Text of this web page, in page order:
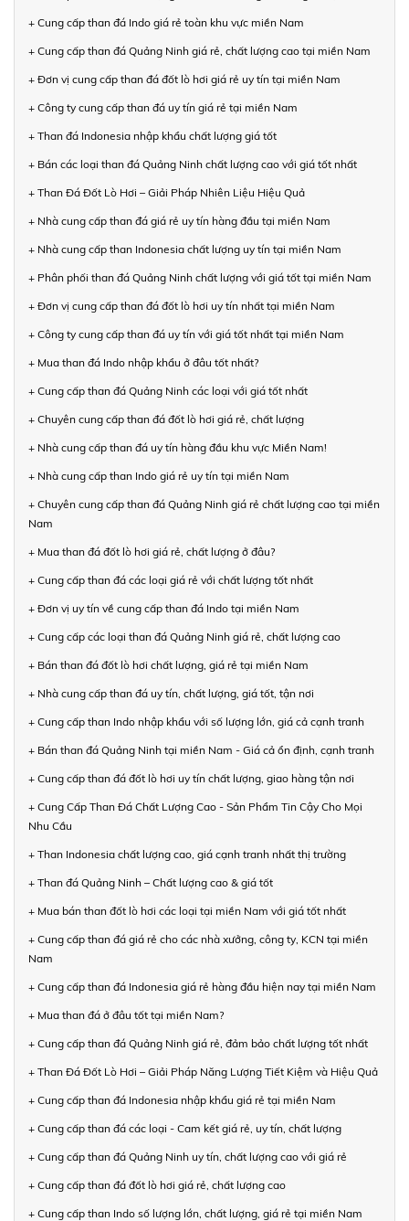
+ Cung cấp than đá Indo giá rẻ toàn khu vực miền Nam
+ Cung cấp than đá Quảng Ninh giá rẻ, chất lượng cao tại miền Nam
+ Đơn vị cung cấp than đá đốt lò hơi giá rẻ uy tín tại miền Nam
+ Công ty cung cấp than đá uy tín giá rẻ tại miền Nam
+ Than đá Indonesia nhập khẩu chất lượng giá tốt
+ Bán các loại than đá Quảng Ninh chất lượng cao với giá tốt nhất
+ Than Đá Đốt Lò Hơi – Giải Pháp Nhiên Liệu Hiệu Quả
+ Nhà cung cấp than đá giá rẻ uy tín hàng đầu tại miền Nam
+ Nhà cung cấp than Indonesia chất lượng uy tín tại miền Nam
+ Phân phối than đá Quảng Ninh chất lượng với giá tốt tại miền Nam
+ Đơn vị cung cấp than đá đốt lò hơi uy tín nhất tại miền Nam
+ Công ty cung cấp than đá uy tín với giá tốt nhất tại miền Nam
+ Mua than đá Indo nhập khẩu ở đâu tốt nhất?
+ Cung cấp than đá Quảng Ninh các loại với giá tốt nhất
+ Chuyên cung cấp than đá đốt lò hơi giá rẻ, chất lượng
+ Nhà cung cấp than đá uy tín hàng đầu khu vực Miền Nam!
+ Nhà cung cấp than Indo giá rẻ uy tín tại miền Nam
+ Chuyên cung cấp than đá Quảng Ninh giá rẻ chất lượng cao tại miền
Nam
+ Mua than đá đốt lò hơi giá rẻ, chất lượng ở đâu?
+ Cung cấp than đá các loại giá rẻ với chất lượng tốt nhất
+ Đơn vị uy tín về cung cấp than đá Indo tại miền Nam
+ Cung cấp các loại than đá Quảng Ninh giá rẻ, chất lượng cao
+ Bán than đá đốt lò hơi chất lượng, giá rẻ tại miền Nam
+ Nhà cung cấp than đá uy tín, chất lượng, giá tốt, tận nơi
+ Cung cấp than Indo nhập khẩu với số lượng lớn, giá cả cạnh tranh
+ Bán than đá Quảng Ninh tại miền Nam - Giá cả ổn định, cạnh tranh
+ Cung cấp than đá đốt lò hơi uy tín chất lượng, giao hàng tận nơi
+ Cung Cấp Than Đá Chất Lượng Cao - Sản Phẩm Tin Cậy Cho Mọi
Nhu Cầu
+ Than Indonesia chất lượng cao, giá cạnh tranh nhất thị trường
+ Than đá Quảng Ninh – Chất lượng cao & giá tốt
+ Mua bán than đốt lò hơi các loại tại miền Nam với giá tốt nhất
+ Cung cấp than đá giá rẻ cho các nhà xưởng, công ty, KCN tại miền
Nam
+ Cung cấp than đá Indonesia giá rẻ hàng đầu hiện nay tại miền Nam
+ Mua than đá ở đâu tốt tại miền Nam?
+ Cung cấp than đá Quảng Ninh giá rẻ, đảm bảo chất lượng tốt nhất
+ Than Đá Đốt Lò Hơi – Giải Pháp Năng Lượng Tiết Kiệm và Hiệu Quả
+ Cung cấp than đá Indonesia nhập khẩu giá rẻ tại miền Nam
+ Cung cấp than đá các loại - Cam kết giá rẻ, uy tín, chất lượng
+ Cung cấp than đá Quảng Ninh uy tín, chất lượng cao với giá rẻ
+ Cung cấp than đá đốt lò hơi giá rẻ, chất lượng cao
+ Cung cấp than Indo số lượng lớn, chất lượng, giá rẻ tại miền Nam